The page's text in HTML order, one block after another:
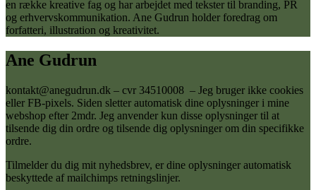
en række kreative fag og har arbejdet med tekster til branding, PR
og erhvervskommunikation. Ane Gudrun holder foredrag om
forfatteri, illustration og kreativitet.
Ane Gudrun
kontakt@anegudrun.dk – cvr 34510008 – Jeg bruger ikke cookies
eller FB-pixels. Siden sletter automatisk dine oplysninger i mine
webshop efter 2mdr. Jeg anvender kun disse oplysninger til at
tilsende dig din ordre og tilsende dig oplysninger om din specifikke
ordre.
Tilmelder du dig mit nyhedsbrev, er dine oplysninger automatisk
beskyttede af mailchimps retningslinjer.